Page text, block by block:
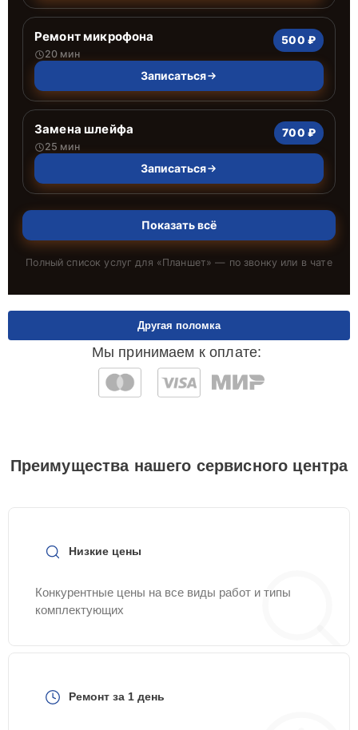
Ремонт микрофона
20 мин
500 ₽
Записаться
Замена шлейфа
25 мин
700 ₽
Записаться
Показать всё
Полный список услуг для «Планшет» — по звонку или в чате
Мы принимаем к оплате:
Другая поломка
Преимущества нашего сервисного центра
Низкие цены
Конкурентные цены на все виды работ и типы
комплектующих
Ремонт за 1 день